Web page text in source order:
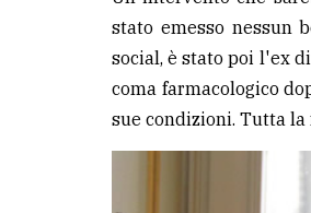
stato emesso nessun
social, è stato poi l'ex
coma farmacologico
sue condizioni. Tutta